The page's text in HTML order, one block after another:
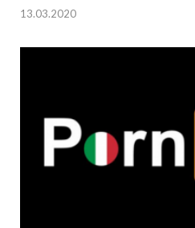
13.03.2020